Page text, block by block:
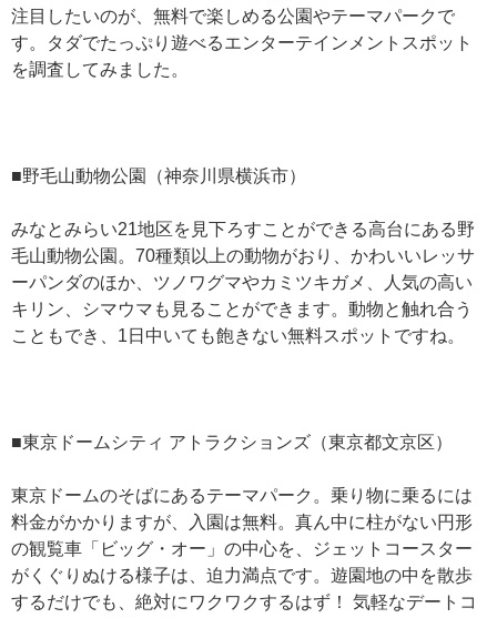
注目したいのが、無料で楽しめる公園やテーマパークで
す。タダでたっぷり遊べるエンターテインメントスポット
を調査してみました。
■野毛山動物公園（神奈川県横浜市）
みなとみらい21地区を見下ろすことができる高台にある野
毛山動物公園。70種類以上の動物がおり、かわいいレッサ
ーパンダのほか、ツノワグマやカミツキガメ、人気の高い
キリン、シマウマも見ることができます。動物と触れ合う
こともでき、1日中いても飽きない無料スポットですね。
■東京ドームシティ アトラクションズ（東京都文京区）
東京ドームのそばにあるテーマパーク。乗り物に乗るには
料金がかかりますが、入園は無料。真ん中に柱がない円形
の観覧車「ビッグ・オー」の中心を、ジェットコースター
がくぐりぬける様子は、迫力満点です。遊園地の中を散歩
するだけでも、絶対にワクワクするはず！ 気軽なデートコ